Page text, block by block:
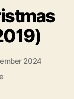
2024
zu